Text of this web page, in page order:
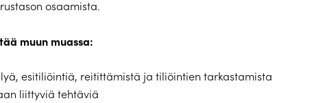
osaamista.
muun muassa:
esitiliöintiä, reitittämistä ja tiliöintien tarkastamista
liittyviä tehtäviä